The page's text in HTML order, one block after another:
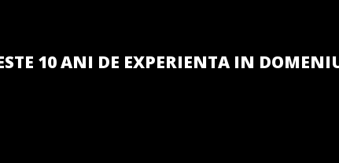
10 ANI DE EXPERIENTA IN